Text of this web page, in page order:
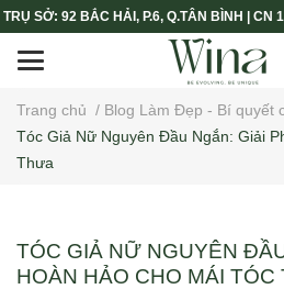
TRỤ SỞ: 92 BẮC HẢI, P.6, Q.TÂN BÌNH | CN
Trang chủ / Blog Làm Đẹp - Bí quyết
Tóc Giả Nữ Nguyên Đầu Ngắn: Giải
Thưa
TÓC GIẢ NỮ NGUYÊN
HOÀN HẢO CHO MÁI TÓC